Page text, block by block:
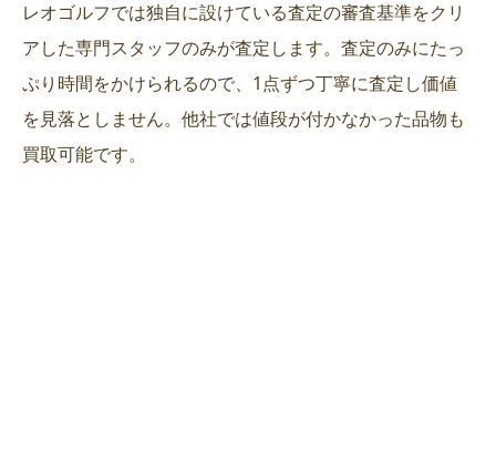
レオゴルフでは独自に設けている査定の審査基準をクリ
アした専門スタッフのみが査定します。査定のみにたっ
ぷり時間をかけられるので、1点ずつ丁寧に査定し価値
を見落としません。他社では値段が付かなかった品物も
買取可能です。